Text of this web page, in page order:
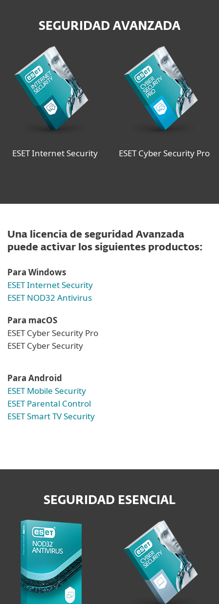
SEGURIDAD AVANZADA
ESET Internet Security ESET Cyber Security Pro
Una licencia de seguridad Avanzada
puede activar los siguientes productos:
Para Windows
ESET Internet Security
ESET NOD32 Antivirus
Para macOS
ESET Cyber Security Pro
ESET Cyber Security
Para Android
ESET Mobile Security
ESET Parental Control
ESET Smart TV Security
SEGURIDAD ESENCIAL